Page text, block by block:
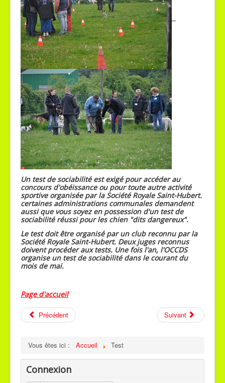
Un test de sociabilité est exigé pour accéder au
concours d'obéissance ou pour toute autre activité
sportive organisée par la Société Royale Saint-Hubert.
certaines administrations communales demandent
aussi que vous soyez en possession d'un test de
sociabilité réussi pour les chien "dits dangereux".
Le test doit être organisé par un club reconnu par la
Société Royale Saint-Hubert. Deux juges reconnus
doivent procéder aux tests. Une fois l'an, l'OCCDS
organise un test de sociabilité dans le courant du
mois de mai.
Page d'accueil
Précédent Suivant
Vous êtes ici : Accueil Test
Connexion